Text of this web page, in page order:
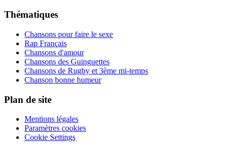
Thématiques
Chansons pour faire le sexe
Rap Français
Chansons d'amour
Chansons des Guinguettes
Chansons de Rugby et 3ème mi-temps
Chanson bonne humeur
Plan de site
Mentions légales
Paramètres cookies
Cookie Settings